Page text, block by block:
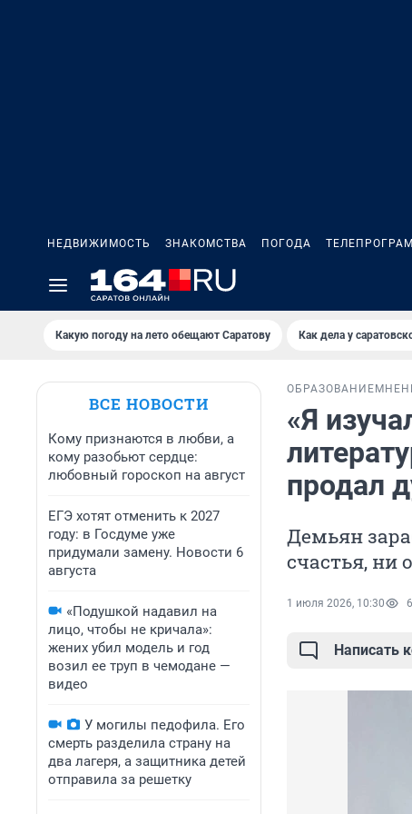
НЕДВИЖИМОСТЬ ЗНАКОМСТВА ПОГОДА
Какую погоду на лето обещают Саратову Как дела у
ВСЕ НОВОСТИ
Кому признаются в любви, а
кому разобьют сердце:
любовный гороскоп на август
ЕГЭ хотят отменить к 2027
году: в Госдуме уже
придумали замену. Новости 6
августа
«Подушкой надавил на
лицо, чтобы не кричала»:
жених убил модель и год
возил ее труп в чемодане —
видео
У могилы педофила. Его
смерть разделила страну на
два лагеря, а защитника детей
отправила за решетку
ОБРАЗОВАНИЕ
«Я
продал
Демьян
счастья, ни
1 июля 2026, 10:30
Написать